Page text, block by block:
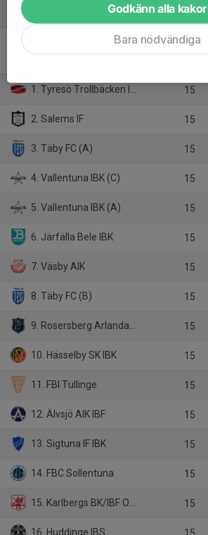
Tabell
1. Tyresö Trollbäcken IBK 15
2. Salems IF 15
3. Täby FC (A) 15
4. Vallentuna IBK (C) 15
5. Vallentuna IBK (A) 15
6. Järfälla Bele IBK 15
7. Väsby AIK 15
8. Täby FC (B) 15
9. Rosersberg Arlanda IBK 15
10. Hässelby SK IBK 15
11. FBI Tullinge 15
12. Älvsjö AIK IBF 15
13. Sigtuna IF IBK 15
14. FBC Sollentuna 15
15. Karlbergs BK/IBF Offensiv Lidingö 15
16. Huddinge IBS
Godkänn alla kakor
Bara nödvändiga